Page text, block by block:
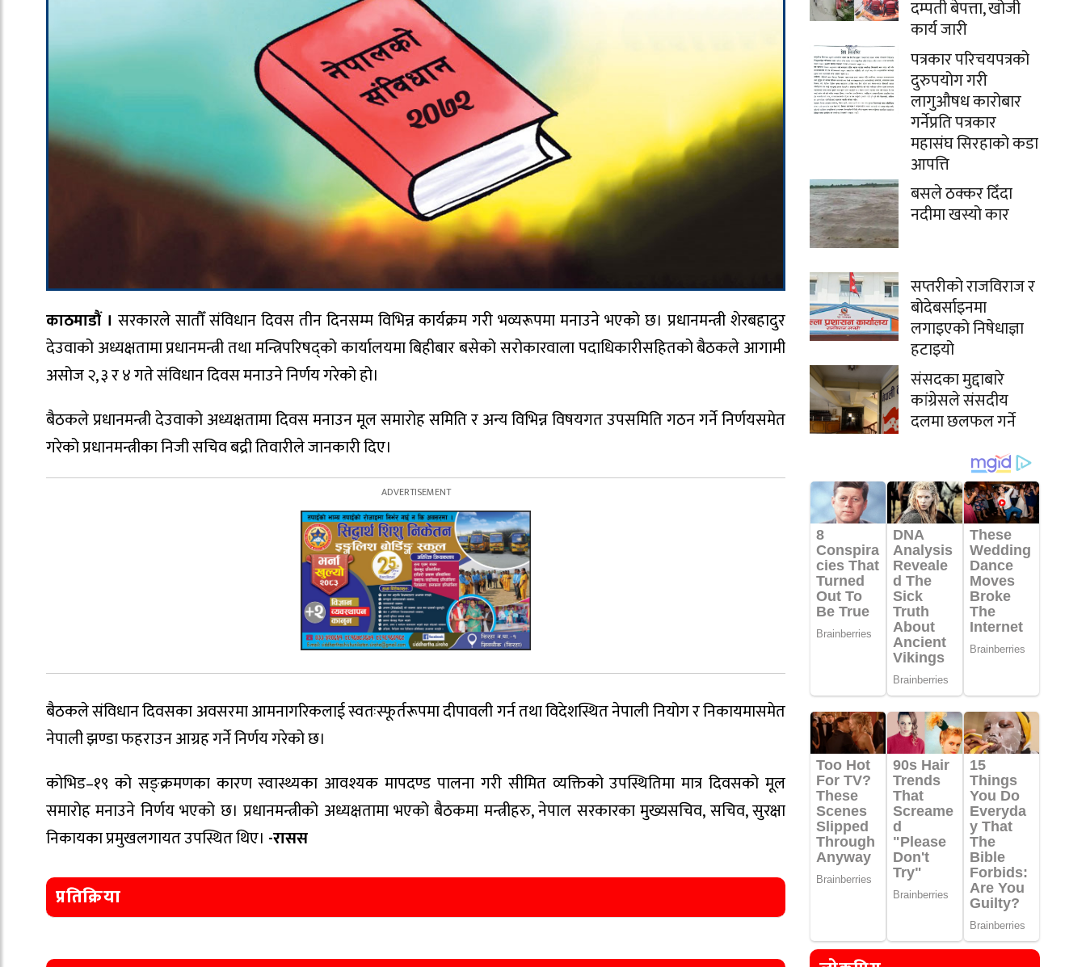
काठमाडौं । सरकारले सातौँ संविधान दिवस तीन दिनसम्म विभिन्न कार्यक्रम गरी भव्यरूपमा मनाउने भएको छ। प्रधानमन्त्री शेरबहादुर
देउवाको अध्यक्षतामा प्रधानमन्त्री तथा मन्त्रिपरिषद्को कार्यालयमा बिहीबार बसेको सरोकारवाला पदाधिकारीसहितको बैठकले आगामी
असोज २, ३ र ४ गते संविधान दिवस मनाउने निर्णय गरेको हो।
बैठकले प्रधानमन्त्री देउवाको अध्यक्षतामा दिवस मनाउन मूल समारोह समिति र अन्य विभिन्न विषयगत उपसमिति गठन गर्ने निर्णयसमेत
गरेको प्रधानमन्त्रीका निजी सचिव बद्री तिवारीले जानकारी दिए।
बैठकले संविधान दिवसका अवसरमा आमनागरिकलाई स्वतःस्फूर्तरूपमा दीपावली गर्न तथा विदेशस्थित नेपाली नियोग र निकायमासमेत
नेपाली झण्डा फहराउन आग्रह गर्ने निर्णय गरेको छ।
कोभिड–१९ को सङ्क्रमणका कारण स्वास्थ्यका आवश्यक मापदण्ड पालना गरी सीमित व्यक्तिको उपस्थितिमा मात्र दिवसको मूल
समारोह मनाउने निर्णय भएको छ। प्रधानमन्त्रीको अध्यक्षतामा भएको बैठकमा मन्त्रीहरु, नेपाल सरकारका मुख्यसचिव, सचिव, सुरक्षा
निकायका प्रमुखलगायत उपस्थित थिए। -रासस
प्रतिक्रिया
दम्पती बेपत्ता, खोजी
कार्य जारी
पत्रकार परिचयपत्रको
दुरुपयोग गरी
लागुऔषध कारोबार
गर्नेप्रति पत्रकार
महासंघ सिरहाको कडा
आपत्ति
बसले ठक्कर दिँदा
नदीमा खस्यो कार
सप्तरीको राजविराज र
बोदेबर्साइनमा
लगाइएको निषेधाज्ञा
हटाइयो
संसदका मुद्दाबारे
कांग्रेसले संसदीय
दलमा छलफल गर्ने